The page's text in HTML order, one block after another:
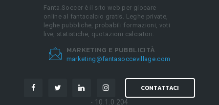
Fanta.Soccer è il sito web per giocare
online al fantacalcio gratis. Leghe private,
leghe pubbliche, probabili formazioni, voti
live, statistiche, quotazioni calciatori.
MARKETING E PUBBLICITÀ
marketing@fantasoccevillage.com
CONTATTACI
- 10.1.0.204